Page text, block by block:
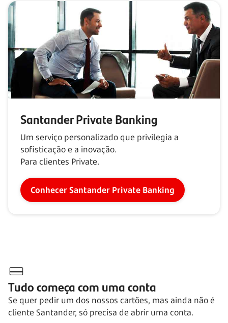
Santander Private Banking
Um serviço personalizado que privilegia a
sofisticação e a inovação.
Para clientes Private.
Conhecer Santander Private Banking
Tudo começa com uma conta
Se quer pedir um dos nossos cartões, mas ainda não é
cliente Santander, só precisa de abrir uma conta.